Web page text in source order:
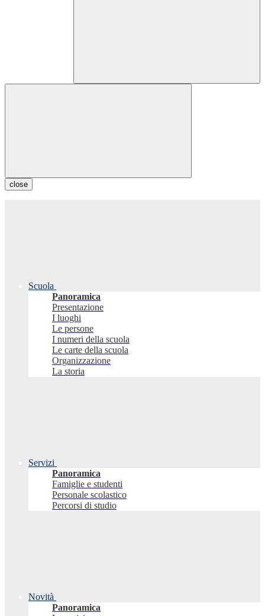
close
Scuola
Panoramica
Presentazione
I luoghi
Le persone
I numeri della scuola
Le carte della scuola
Organizzazione
La storia
Servizi
Panoramica
Famiglie e studenti
Personale scolastico
Percorsi di studio
Novità
Panoramica